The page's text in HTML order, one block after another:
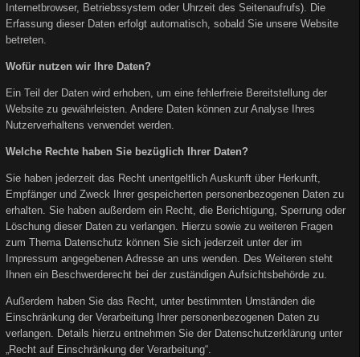
Internetbrowser, Betriebssystem oder Uhrzeit des Seitenaufrufs). Die
Erfassung dieser Daten erfolgt automatisch, sobald Sie unsere Website
betreten.
Wofür nutzen wir Ihre Daten?
Ein Teil der Daten wird erhoben, um eine fehlerfreie Bereitstellung der
Website zu gewährleisten. Andere Daten können zur Analyse Ihres
Nutzerverhaltens verwendet werden.
Welche Rechte haben Sie bezüglich Ihrer Daten?
Sie haben jederzeit das Recht unentgeltlich Auskunft über Herkunft,
Empfänger und Zweck Ihrer gespeicherten personenbezogenen Daten zu
erhalten. Sie haben außerdem ein Recht, die Berichtigung, Sperrung oder
Löschung dieser Daten zu verlangen. Hierzu sowie zu weiteren Fragen
zum Thema Datenschutz können Sie sich jederzeit unter der im
Impressum angegebenen Adresse an uns wenden. Des Weiteren steht
Ihnen ein Beschwerderecht bei der zuständigen Aufsichtsbehörde zu.
Außerdem haben Sie das Recht, unter bestimmten Umständen die
Einschränkung der Verarbeitung Ihrer personenbezogenen Daten zu
verlangen. Details hierzu entnehmen Sie der Datenschutzerklärung unter
„Recht auf Einschränkung der Verarbeitung“.